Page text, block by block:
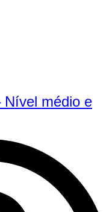
Nível médio e